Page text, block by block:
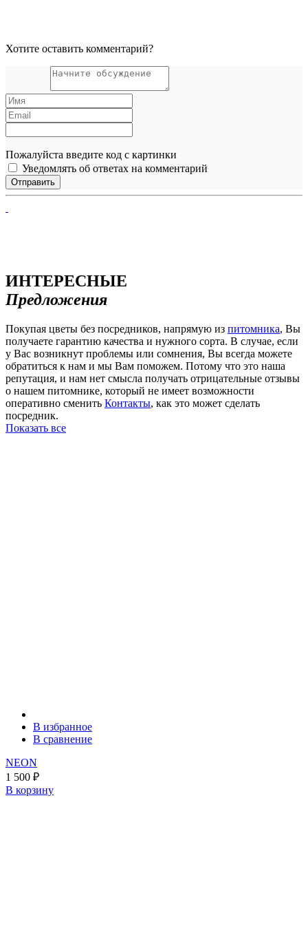
Хотите оставить комментарий?
Пожалуйста введите код с картинки
Уведомлять об ответах на комментарий
ИНТЕРЕСНЫЕ
Предложения
Покупая цветы без посредников, напрямую из питомника, Вы
получаете гарантию качества и нужного сорта. В случае, если
у Вас возникнут проблемы или сомнения, Вы всегда можете
обратиться к нам и мы Вам поможем. Потому что это наша
репутация, и нам нет смысла получать отрицательные отзывы
о нашем питомнике, который не имеет возможности
оперативно сменить Контакты, как это может сделать
посредник.
Показать все
В избранное
В сравнение
NEON
1 500 ₽
В корзину